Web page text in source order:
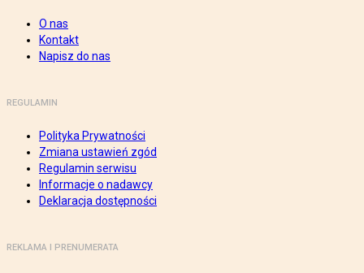
O nas
Kontakt
Napisz do nas
REGULAMIN
Polityka Prywatności
Zmiana ustawień zgód
Regulamin serwisu
Informacje o nadawcy
Deklaracja dostępności
REKLAMA I PRENUMERATA